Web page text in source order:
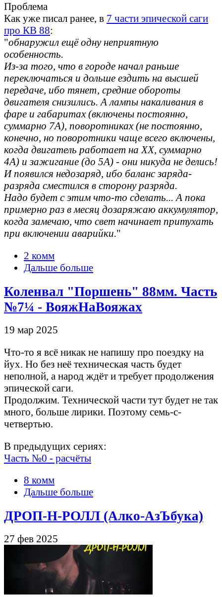
Проблема
Как уже писал ранее, в 7 части эпической саги
про КВ 88:
"обнаружил ещё одну неприятную
особенность.
Из-за того, что в городе начал раньше
переключаться и дольше ездить на высшей
передаче, ибо тянет, средние обороты
двигателя снизились. А лампы накаливания в
фаре и габаритах (включены постоянно,
суммарно 7А), поворотниках (не постоянно,
конечно, но поворотники чаще всего включены,
когда двигатель работает на ХХ, суммарно
4А) и зажигание (до 5А) - они никуда не делись!
И появился недозаряд, ибо баланс заряда-
разряда сместился в сторону разряда.
Надо будет с этим что-то сделать... А пока
примерно раз в месяц дозаряжаю аккумулятор,
когда замечаю, что свет начинает притухать
при включении аварийки."
2 комм
Дальше больше
Коленвал "Поршень" 88мм. Часть
№7¼ - ВояжНаВояжах
19 мар 2025
Что-то я всё никак не напишу про поездку на
йух. Но без неё техническая часть будет
неполной, а народ ждёт и требует продолжения
эпической саги.
Продолжим. Технической части тут будет не так
много, больше лирики. Поэтому семь-с-
четвертью.
В предыдущих сериях:
Часть №0 - расчёты
8 комм
Дальше больше
ДРОП-Н-РОЛЛ (Алко-АзЪбука)
27 фев 2025